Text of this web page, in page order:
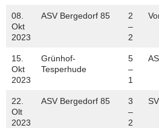
08.
Okt
2023
ASV Bergedorf 85
2
–
2
15.
Okt
2023
Grünhof-
Tesperhude
5
–
1
22.
Olt
2023
ASV Bergedorf 85
3
–
2